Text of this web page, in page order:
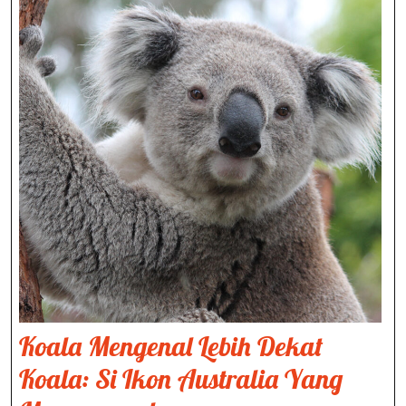
Koala Mengenal Lebih Dekat
Koala: Si Ikon Australia Yang